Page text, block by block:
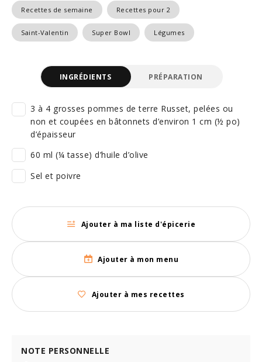
Recettes de semaine Recettes pour 2
Saint-Valentin Super Bowl Légumes
INGRÉDIENTS PRÉPARATION
3 à 4 grosses pommes de terre Russet, pelées ou
non et coupées en bâtonnets d’environ 1 cm (½ po)
d’épaisseur
60 ml (¼ tasse) d’huile d’olive
Sel et poivre
Ajouter à ma liste d'épicerie
Ajouter à mon menu
Ajouter à mes recettes
NOTE PERSONNELLE